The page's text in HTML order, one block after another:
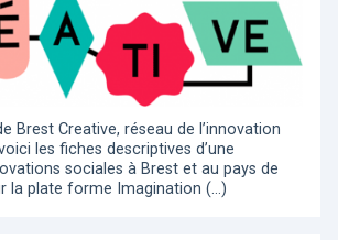
Brest Creative, réseau de l’innovation
les fiches descriptives d’une
sociales à Brest et au pays de
la plate forme Imagination (…)